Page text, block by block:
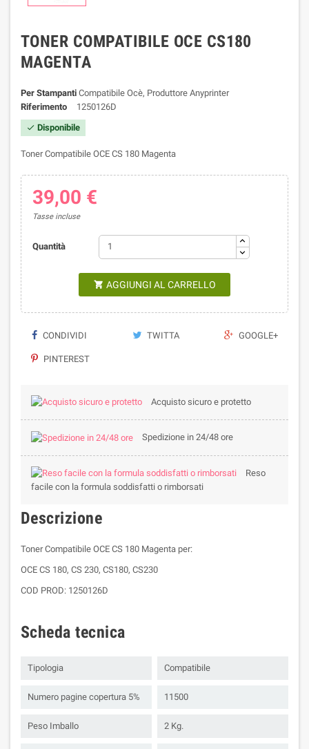
TONER COMPATIBILE OCE CS180
MAGENTA
Per Stampanti Compatibile Ocè, Produttore Anyprinter
Riferimento
1250126D
 Disponibile
Toner Compatibile OCE CS 180 Magenta
39,00 €
Tasse incluse
Quantità
 AGGIUNGI AL CARRELLO
CONDIVIDI TWITTA GOOGLE+
PINTEREST
Acquisto sicuro e protetto
Spedizione in 24/48 ore
Reso
facile con la formula soddisfatti o rimborsati
Descrizione
Toner Compatibile OCE CS 180 Magenta per:
OCE CS 180, CS 230, CS180, CS230
COD PROD: 1250126D
Scheda tecnica
Tipologia Compatibile
Numero pagine copertura 5% 11500
Peso Imballo 2 Kg.